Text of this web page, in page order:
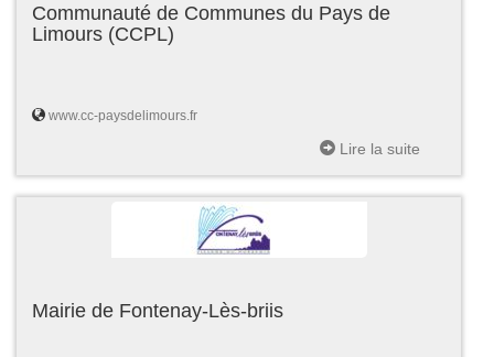
Communauté de Communes du Pays de
Limours (CCPL)
www.cc-paysdelimours.fr
Lire la suite
Mairie de Fontenay-Lès-briis